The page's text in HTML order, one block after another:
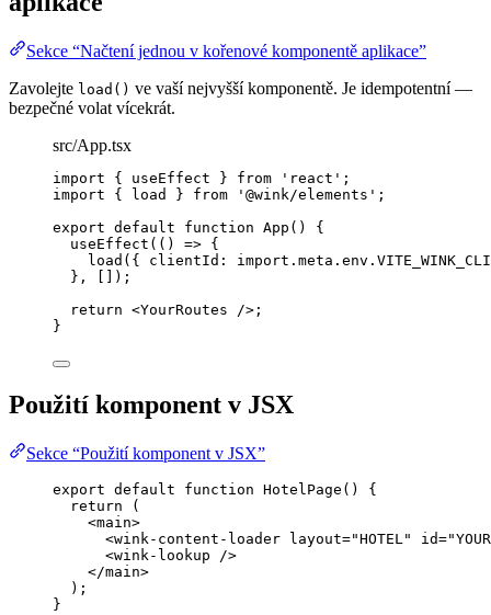
Sekce “Načtení jednou v kořenové komponentě aplikace”
Zavolejte load() ve vaší nejvyšší komponentě. Je idempotentní —
bezpečné volat vícekrát.
src/App.tsx
import { useEffect } from ' react ' ;
import { load } from ' @wink/elements ' ;
export default function App ()
{
useEffect ( () => {
load ({ clientId: import. meta . env .
} ,
[]);
return <YourRoutes /> ;
}
Použití komponent v JSX
Sekce “Použití komponent v JSX”
export default function HotelPage ()
{
return (
<main>
<wink-content-loader layout="HOTEL" id="
<wink-lookup />
</main>
);
}